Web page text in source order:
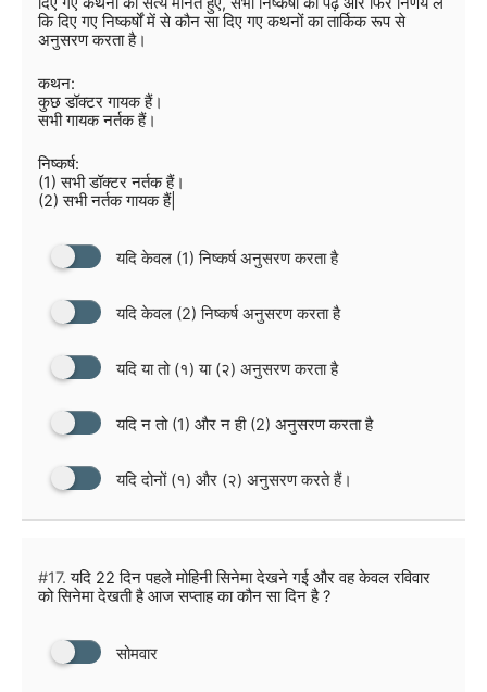
कि दिए गए निष्कर्षों में से कौन सा दिए गए कथनों का तार्किक रूप से
अनुसरण करता है।
कथन:
कुछ डॉक्टर गायक हैं।
सभी गायक नर्तक हैं।
निष्कर्ष:
(1) सभी डॉक्टर नर्तक हैं।
(2) सभी नर्तक गायक हैं|
यदि केवल (1) निष्कर्ष अनुसरण करता है
यदि केवल (2) निष्कर्ष अनुसरण करता है
यदि या तो (१) या (२) अनुसरण करता है
यदि न तो (1) और न ही (2) अनुसरण करता है
यदि दोनों (१) और (२) अनुसरण करते हैं।
#17. यदि 22 दिन पहले मोहिनी सिनेमा देखने गई और वह केवल रविवार
को सिनेमा देखती है आज सप्ताह का कौन सा दिन है ?
सोमवार